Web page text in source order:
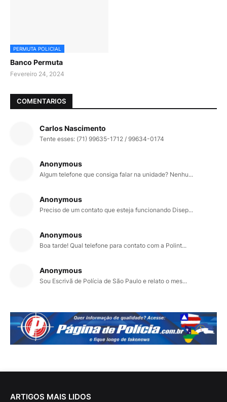
PERMUTA POLICIAL
Banco Permuta
Fevereiro 24, 2024
COMENTARIOS
Carlos Nascimento
Tente esses: (71) 99635-1712 / 99634-0174
Anonymous
Algum telefone que consiga falar na unidade? Nenhu...
Anonymous
Preciso de um contato que esteja funcionando Disep...
Anonymous
Boa tarde! Qual telefone para contato com a Polint...
Anonymous
Sou Escrivã de Polícia de São Paulo e relato o mes...
ARTIGOS MAIS LIDOS